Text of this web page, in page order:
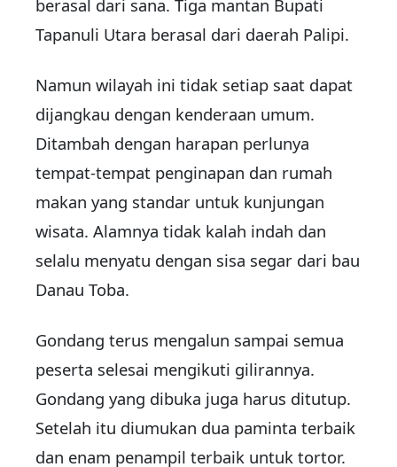
berasal dari sana. Tiga mantan Bupati
Tapanuli Utara berasal dari daerah Palipi.
Namun wilayah ini tidak setiap saat dapat
dijangkau dengan kenderaan umum.
Ditambah dengan harapan perlunya
tempat-tempat penginapan dan rumah
makan yang standar untuk kunjungan
wisata. Alamnya tidak kalah indah dan
selalu menyatu dengan sisa segar dari bau
Danau Toba.
Gondang terus mengalun sampai semua
peserta selesai mengikuti gilirannya.
Gondang yang dibuka juga harus ditutup.
Setelah itu diumukan dua paminta terbaik
dan enam penampil terbaik untuk tortor.